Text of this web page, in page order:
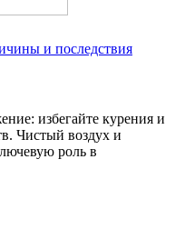
и последствия
избегайте курения и
Чистый воздух и
роль в